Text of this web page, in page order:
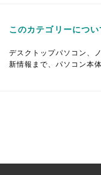
このカテゴリーについ
デスクトップパソコン、
新情報まで、パソコン本